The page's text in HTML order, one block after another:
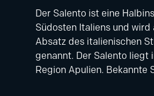
Der Salento ist eine
Südosten Italiens und wird
Absatz des italienischen
genannt. Der Salento liegt
Region Apulien. Bekannte